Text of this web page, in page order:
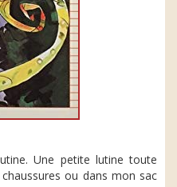
Une petite lutine toute
ou dans mon sac